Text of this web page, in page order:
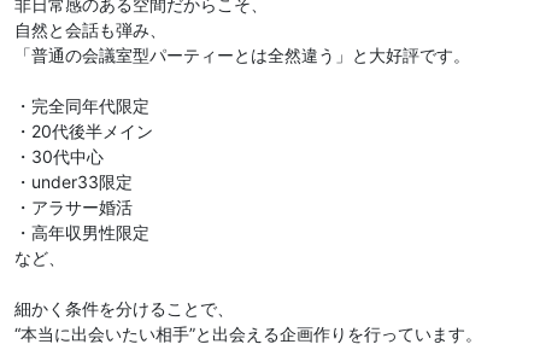
非日常感のある空間だからこそ、
自然と会話も弾み、
「普通の会議室型パーティーとは全然違う」と大好評です。
・完全同年代限定
・20代後半メイン
・30代中心
・under33限定
・アラサー婚活
・高年収男性限定
など、
細かく条件を分けることで、
“本当に出会いたい相手”と出会える企画作りを行っています。